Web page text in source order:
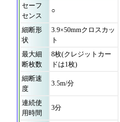
セーフ
センス
○
細断形
状
3.9×50mmクロスカッ
ト
最大細
断枚数
8枚(クレジットカー
ドは1枚)
細断速
度
3.5m/分
連続使
用時間
3分